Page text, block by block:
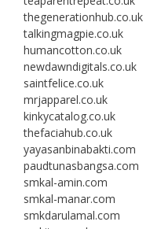
thegenerationhub.co.uk
talkingmagpie.co.uk
humancotton.co.uk
newdawndigitals.co.uk
saintfelice.co.uk
mrjapparel.co.uk
kinkycatalog.co.uk
thefaciahub.co.uk
yayasanbinabakti.com
paudtunasbangsa.com
smkal-amin.com
smkal-manar.com
smkdarulamal.com